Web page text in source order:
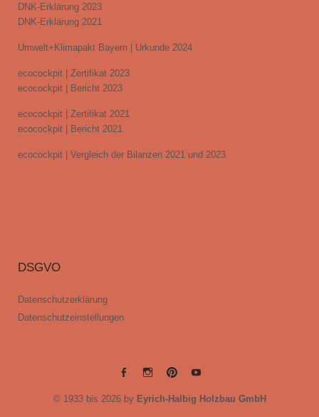
DNK-Erklärung 2023
DNK-Erklärung 2021
Umwelt+Klimapakt Bayern | Urkunde 2024
ecocockpit | Zertifikat 2023
ecocockpit | Bericht 2023
ecocockpit | Zertifikat 2021
ecocockpit | Bericht 2021
ecocockpit | Vergleich der Bilanzen 2021 und 2023
DSGVO
Datenschutzerklärung
Datenschutzeinstellungen
EYRICH-EYRICH-EYRICH-EYRICH-
© 1933 bis 2026 by Eyrich-Halbig Holzbau GmbH